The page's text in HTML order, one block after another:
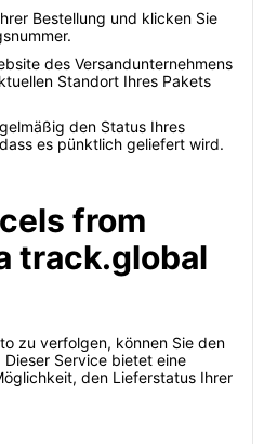
Bestellung und klicken Sie
des Versandunternehmens
Standort Ihres Pakets
den Status Ihres
es pünktlich geliefert wird.
from
track.global
zu verfolgen, können Sie den
Service bietet eine
den Lieferstatus Ihrer